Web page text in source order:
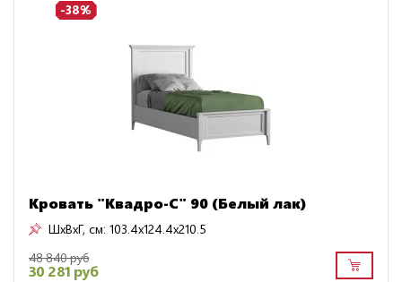
-38%
Кровать "Квадро-С" 90 (Белый лак)
ШxВxГ, см: 103.4x124.4x210.5
48 840 руб
30 281 руб